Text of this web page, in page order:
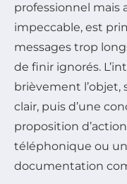
professionnel mais
impeccable, est
messages trop
de finir ignorés.
brièvement l’objet,
clair, puis d’une
proposition
téléphonique ou
documentation